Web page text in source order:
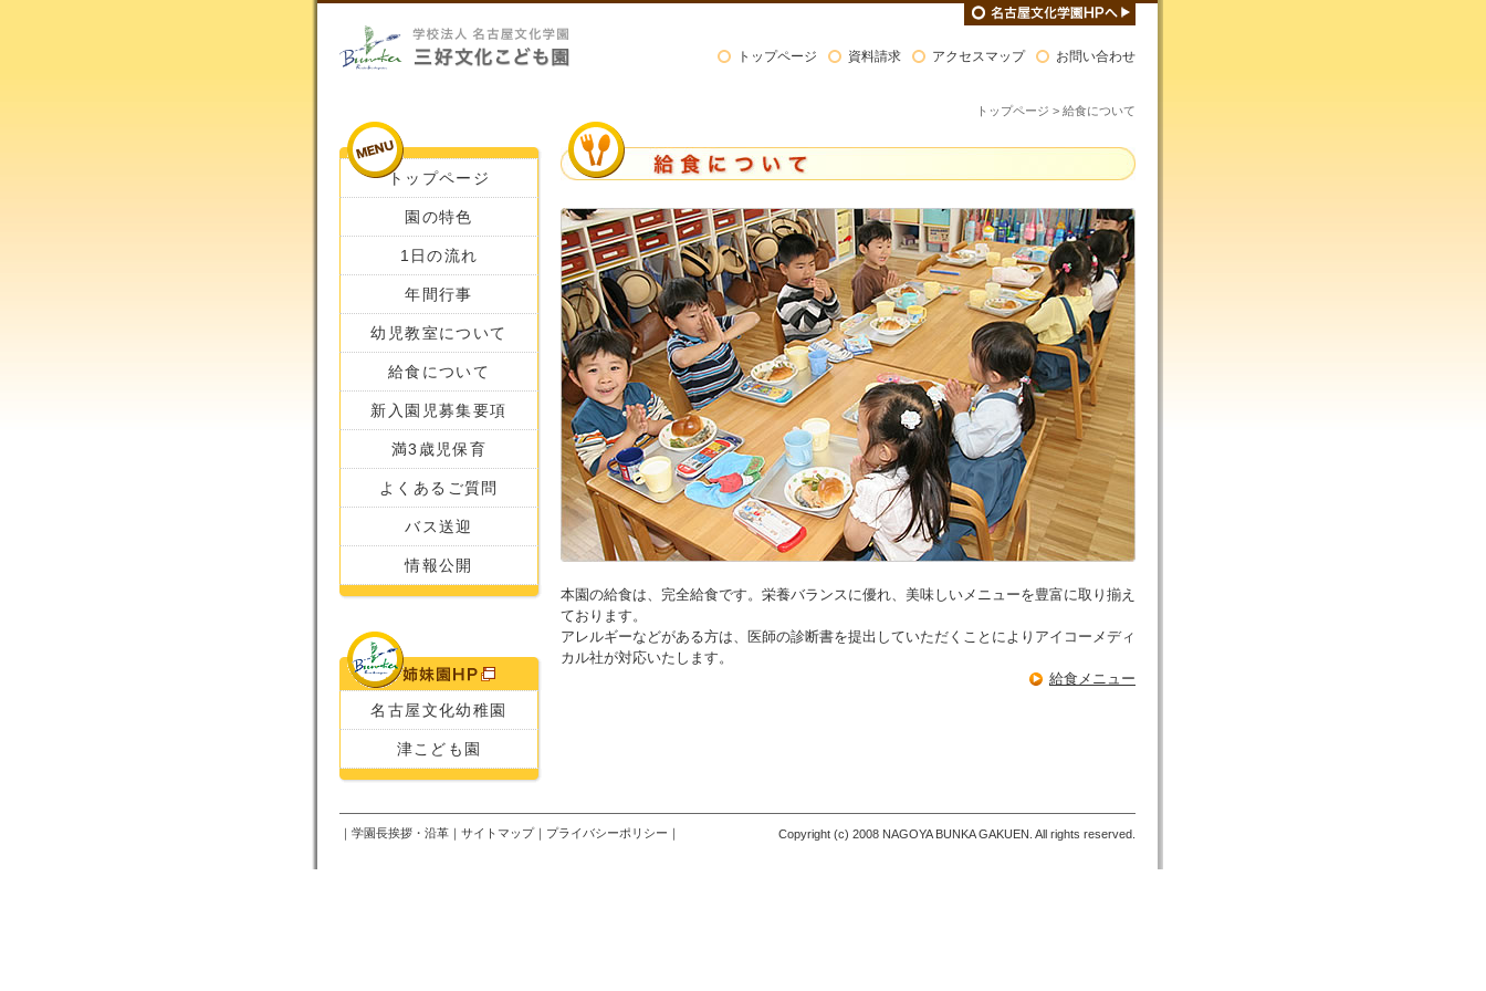
トップページ 資料請求 アクセスマップ お問い合わせ
トップページ > 給食について
トップページ
園の特色
1日の流れ
年間行事
幼児教室について
給食について
新入園児募集要項
満3歳児保育
よくあるご質問
バス送迎
情報公開
名古屋文化幼稚園
津こども園
本園の給食は、完全給食です。栄養バランスに優れ、美味しいメニューを豊富に取り揃え
ております。
アレルギーなどがある方は、医師の診断書を提出していただくことによりアイコーメディ
カル社が対応いたします。
給食メニュー
｜ 学園長挨拶・沿革 ｜ サイトマップ｜ プライバシーポリシー ｜ Copyright (c) 2008 NAGOYA BUNKA GAKUEN. All rights reserved.